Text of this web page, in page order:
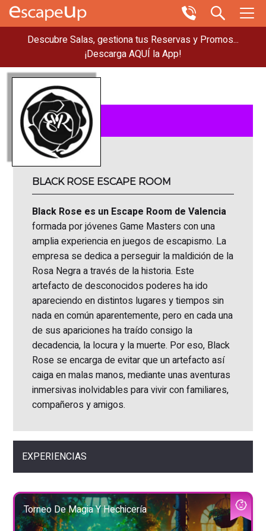
Descubre Salas, gestiona tus Reservas y Promos...
¡Descarga AQUÍ la App!
BLACK ROSE ESCAPE ROOM
Black Rose es un Escape Room de Valencia
formada por jóvenes Game Masters con una
amplia experiencia en juegos de escapismo. La
empresa se dedica a perseguir la maldición de la
Rosa Negra a través de la historia. Este
artefacto de desconocidos poderes ha ido
apareciendo en distintos lugares y tiempos sin
nada en común aparentemente, pero en cada una
de sus apariciones ha traído consigo la
decadencia, la locura y la muerte. Por eso, Black
Rose se encarga de evitar que un artefacto así
caiga en malas manos, mediante unas aventuras
inmersivas inolvidables para vivir con familiares,
compañeros y amigos.
EXPERIENCIAS
Torneo De Magia Y Hechicería